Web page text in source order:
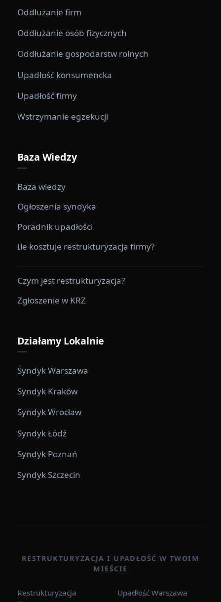
Oddłużanie firm
Oddłużanie osób fizycznych
Oddłużanie gospodarstw rolnych
Upadłość konsumencka
Upadłość firmy
Wstrzymanie egzekucji
Baza Wiedzy
Baza wiedzy
Ogłoszenia syndyka
Poradnik upadłości
Ile kosztuje restrukturyzacja firmy?
Czym jest restrukturyzacja?
Zgłoszenie w KRZ
Działamy Lokalnie
Syndyk Warszawa
Syndyk Kraków
Syndyk Wrocław
Syndyk Łódź
Syndyk Poznań
Syndyk Szczecin
RESTRUKTURYZACJA I UPADŁOŚĆ W TWOIM
MIEŚCIE
Restrukturyzacja
Upadłość Warszawa